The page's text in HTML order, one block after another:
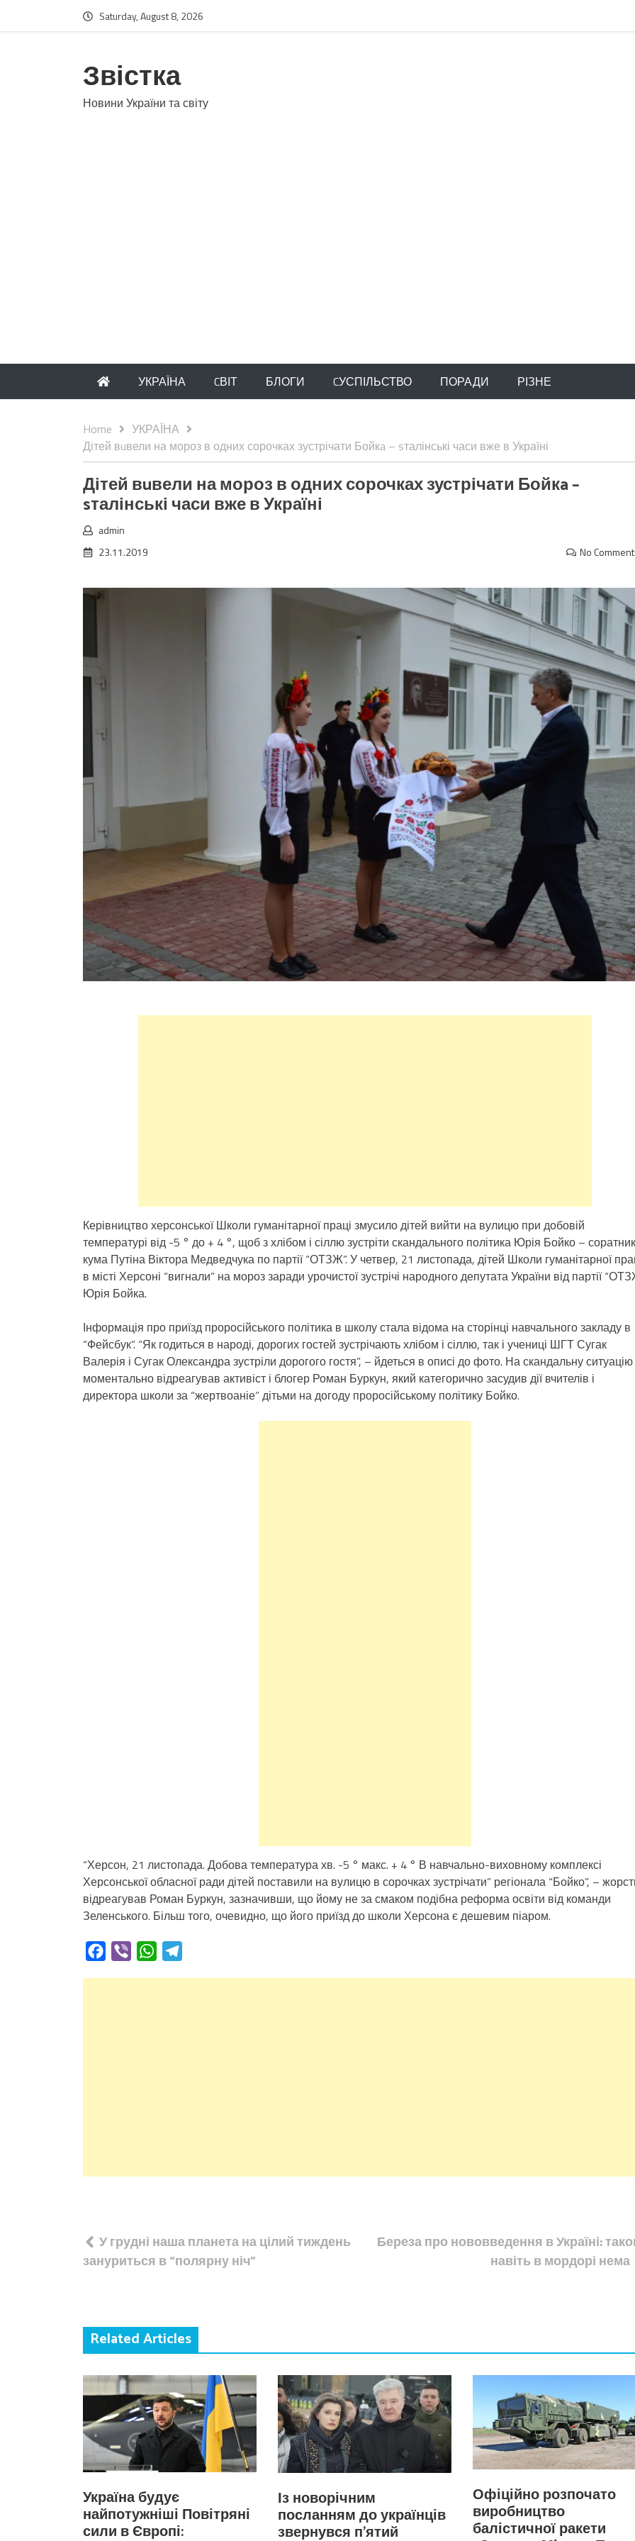
Saturday, August 8, 2026
Звістка
Новини України та світу
УКРАЇНА CВІТ БЛОГИ CУСПІЛЬСТВО ПОРАДИ РІЗНЕ
Home
УКРАЇНА
Дітей вuвели на мороз в одних сорочках зустрічати Бойкa – sталінські часи вже в Україні
Дітей вuвели на мороз в одних сорочках зустрічати Бойкa –
sталінські часи вже в Україні
admin
23.11.2019
No
Керівництво херсонської Школи гуманітарної праці змусило дітей вийти на вулицю при добовій
температурі від -5 ° до + 4 °, щоб з хлібом і сіллю зустріти скандального політика Юрія Бойко –
кума Путіна Віктора Медведчука по партії “ОТЗЖ”. У четвер, 21 листопада, дітей Школи гуманітарної
в місті Херсоні “вигнали” на мороз заради урочистої зустрічі народного депутата України від партії
Юрія Бойка.
Інформація про приїзд проросійського політика в школу стала відома на сторінці навчального закладу в
“Фейсбук”. “Як годиться в народі, дорогих гостей зустрічають хлібом і сіллю, так і учениці ШГТ Сугак
Валерія і Сугак Олександра зустріли дорогого гостя”, – йдеться в описі до фото. На скандальну ситуацію
моментально відреагував активіст і блогер Роман Буркун, який категорично засудив дії вчителів і
директора школи за “жертвоаніе” дітьми на догоду проросійському політику Бойко.
“Херсон, 21 листопада. Добова температура хв. -5 ° макс. + 4 ° В навчально-виховному комплексі
Херсонської обласної ради дітей поставили на вулицю в сорочках зустрічати” регіонала “Бойко”, –
відреагував Роман Буркун, зазначивши, що йому не за смаком подібна реформа освіти від команди
Зеленського. Більш того, очевидно, що його приїзд до школи Херсона є дешевим піаром.
Facebook
Viber WhatsApp
Навігація
записів
У грудні наша планета на цілий тиждень
зануриться в “полярну ніч”
Береза про нововведення в Україні:
навіть в мордорі нема
Related Articles
Україна будує
найпотужніші Повітряні
сили в Європі:
Із новорічним
посланням до українців
звернувся п’ятий
Офіційно розпочато
виробництво
балістичної ракети